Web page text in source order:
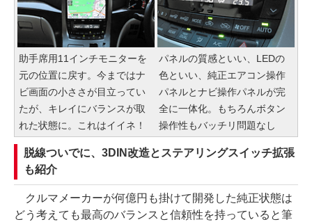
助手席用11インチモニターを
元の位置に戻す。今まではナ
ビ画面の小ささが目立ってい
たが、キレイにバランスが取
れた状態に。これはイイネ！
パネルの質感といい、LEDの
色といい、純正エアコン操作
パネルとナビ操作パネルが完
全に一体化。もちろんボタン
操作性もバッチリ問題なし
脱線ついでに、3DIN改造とステアリングスイッチ拡張
も紹介
クルマメーカーが何億円も掛けて開発した純正状態は
どう考えても最高のバランスと信頼性を持っていると筆